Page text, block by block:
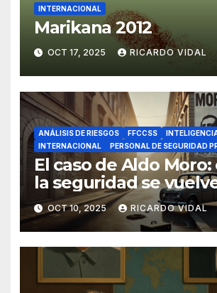
INTERNACIONAL
Marikana 2012
OCT 17, 2025 RICARDO VIDAL
ANÁLISIS DE RIESGOS FFCCSS
INTERNACIONAL
PERSONAL DE SEGURIDAD
El caso de Aldo
la seguridad se
imposible
OCT 10, 2025 RICARDO VIDAL